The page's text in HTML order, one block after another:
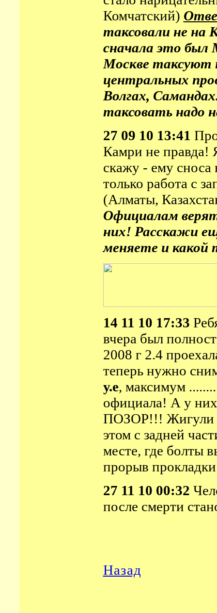
Комчатский)
таксовали не на
сначала это был
Москве таксуют
центральных
Волгах,
таксовать надо
27 09 10 13:41
Камри не правда!
скажу - ему сноса
только работа с
(Алматы,
Официалам
них! Расскажи
меняете и какой
14 11 10 17:33
вчера был
2008 г 2.4
теперь нужно
у.е, максимум
официала! А у
ПОЗОР!!! Жигули
этом с задней
месте, где болты
прорыв
27 11 10 00:32
после смерти
Назад